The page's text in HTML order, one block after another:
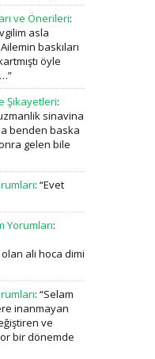
ve Önerileri:
asla
baskıları
öyle
”
Şikayetleri:
sinavina
benden baska
gelen bile
: “Evet
Yorumları:
ali hoca dimi
: “Selam
inanmayan
ve
bir dönemde